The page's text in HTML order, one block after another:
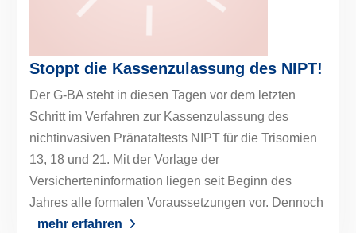
Stoppt die Kassenzulassung des NIPT!
Der G-BA steht in diesen Tagen vor dem letzten
Schritt im Verfahren zur Kassenzulassung des
nichtinvasiven Pränataltests NIPT für die Trisomien
13, 18 und 21. Mit der Vorlage der
Versicherteninformation liegen seit Beginn des
Jahres alle formalen Voraussetzungen vor. Dennoch
mehr erfahren